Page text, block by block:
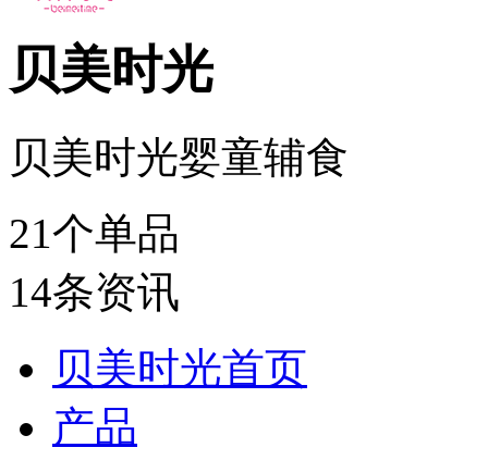
贝美时光
贝美时光婴童辅食
21个单品
14条资讯
贝美时光首页
产品